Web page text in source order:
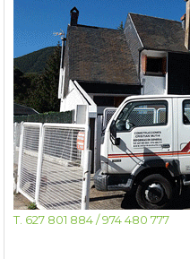
T. 627 801 884 / 974 480 777